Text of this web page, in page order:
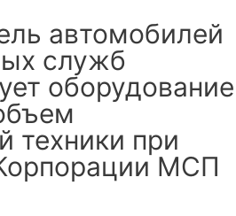
автомобилей
служб
оборудование
техники при
МСП